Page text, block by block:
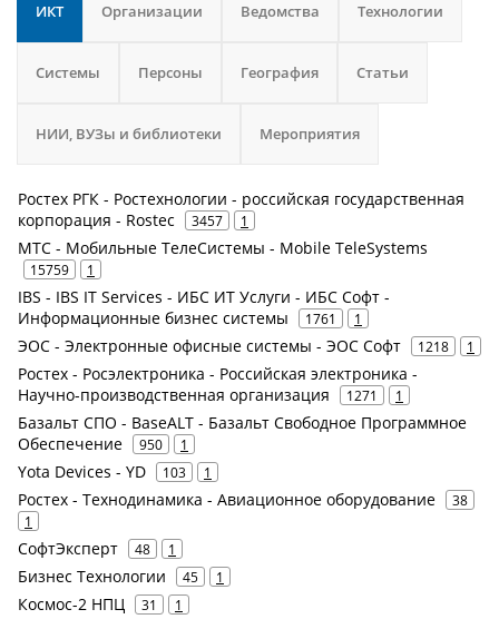
ИКТ Организации Ведомства Технологии
Системы Персоны География Статьи
НИИ, ВУЗы и библиотеки Мероприятия
Ростех РГК - Ростехнологии - российская государственная
корпорация - Rostec
3457 1
МТС - Мобильные ТелеСистемы - Mobile TeleSystems
15759 1
IBS - IBS IT Services - ИБС ИТ Услуги - ИБС Софт -
Информационные бизнес системы
1761 1
ЭОС - Электронные офисные системы - ЭОС Софт 1218 1
Ростех - Росэлектроника - Российская электроника -
Научно-производственная организация
1271 1
Базальт СПО - BaseALT - Базальт Свободное Программное
Обеспечение
950 1
Yota Devices - YD 103 1
Ростех - Технодинамика - Авиационное оборудование
38
1
СофтЭксперт 48 1
Бизнес Технологии 45 1
Космос-2 НПЦ 31 1